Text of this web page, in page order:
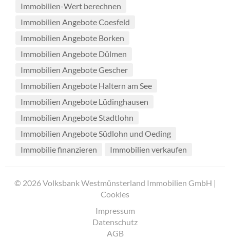
Immobilien-Wert berechnen
Immobilien Angebote Coesfeld
Immobilien Angebote Borken
Immobilien Angebote Dülmen
Immobilien Angebote Gescher
Immobilien Angebote Haltern am See
Immobilien Angebote Lüdinghausen
Immobilien Angebote Stadtlohn
Immobilien Angebote Südlohn und Oeding
Immobilie finanzieren
Immobilien verkaufen
© 2026 Volksbank Westmünsterland Immobilien GmbH |
Cookies
Impressum
Datenschutz
AGB